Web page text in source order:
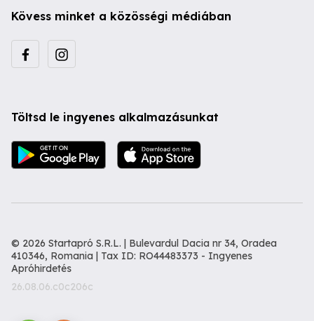
Kövess minket a közösségi médiában
Töltsd le ingyenes alkalmazásunkat
© 2026 Startapró S.R.L. | Bulevardul Dacia nr 34, Oradea
410346, Romania | Tax ID: RO44483373 - Ingyenes
Apróhirdetés
26.08.06.c0c206c